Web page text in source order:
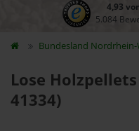
4,93
5.084
Bundesland Nordrhein-
Lose
41334)